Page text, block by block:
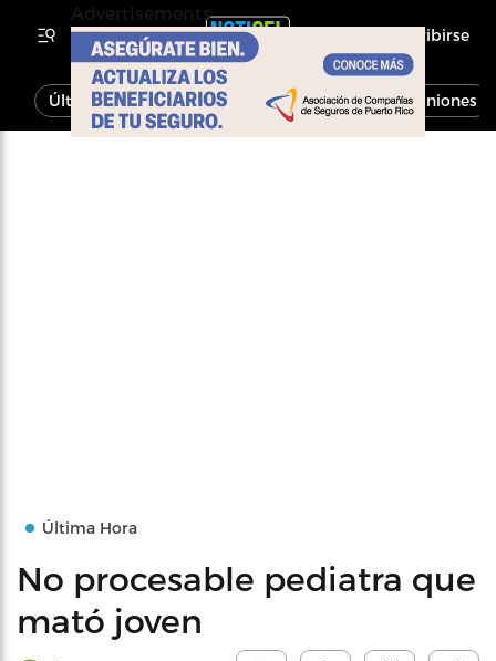
Inscribirse
Última Hora Noticias Economía Opiniones
Última Hora
No procesable pediatra que
mató joven
Advertisements